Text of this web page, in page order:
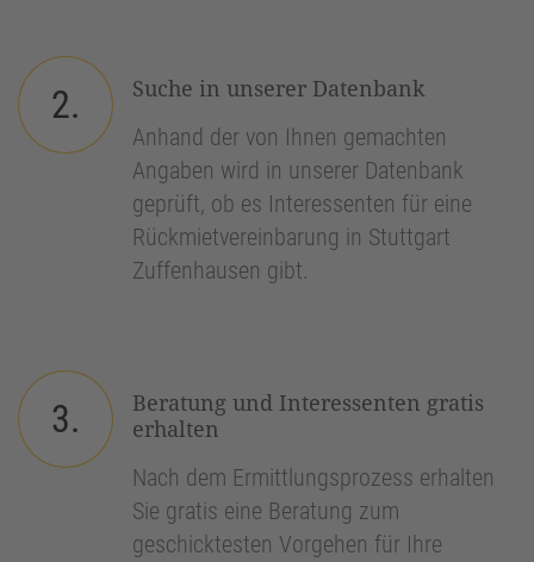
2.
Suche in unserer Datenbank
Anhand der von Ihnen gemachten
Angaben wird in unserer Datenbank
geprüft, ob es Interessenten für eine
Rückmietvereinbarung in Stuttgart
Zuffenhausen gibt.
3.
Beratung und Interessenten gratis
erhalten
Nach dem Ermittlungsprozess erhalten
Sie gratis eine Beratung zum
geschicktesten Vorgehen für Ihre